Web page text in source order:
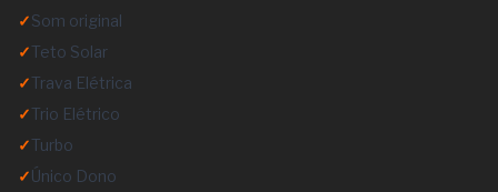
✓Som original
✓Teto Solar
✓Trava Elétrica
✓Trio Elétrico
✓Turbo
✓Único Dono